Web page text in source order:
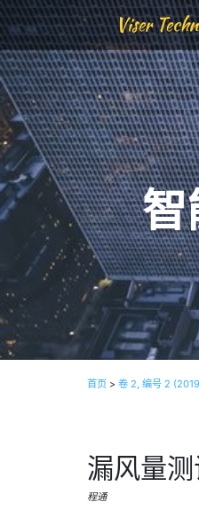
Viser
智
首页 > 卷 2, 编号 2
漏风量
程通